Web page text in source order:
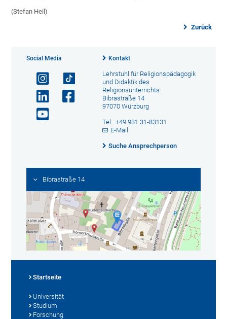
(Stefan Heil)
Zurück
Social Media Kontakt
Lehrstuhl für Religionspädagogik
und Didaktik des
Religionsunterrichts
Bibrastraße 14
97070 Würzburg
Tel.: +49 931 31-83131
E-Mail
Suche Ansprechperson
Bibrastraße 14
Startseite
Universität
Studium
Forschung